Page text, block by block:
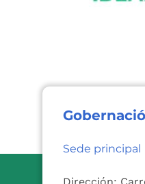
Sede principal